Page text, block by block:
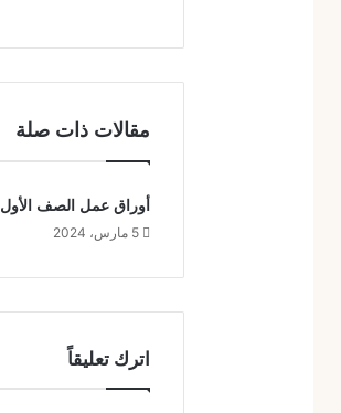
مقالات ذات صلة
أوراق عمل الصف الأول
5 مارس، 2024
اترك تعليقاً